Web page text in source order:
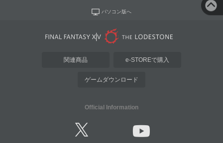
パソコン版へ
関連商品 e-STOREで購入
ゲームダウンロード
Official Information